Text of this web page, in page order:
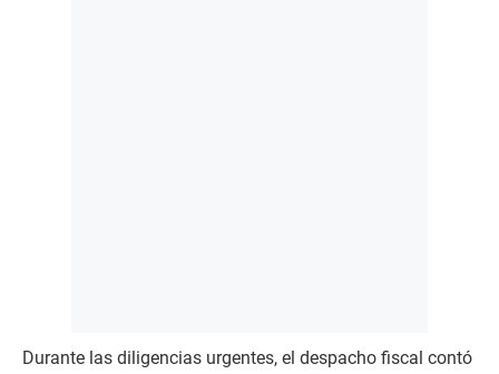
Durante las diligencias urgentes, el despacho fiscal contó